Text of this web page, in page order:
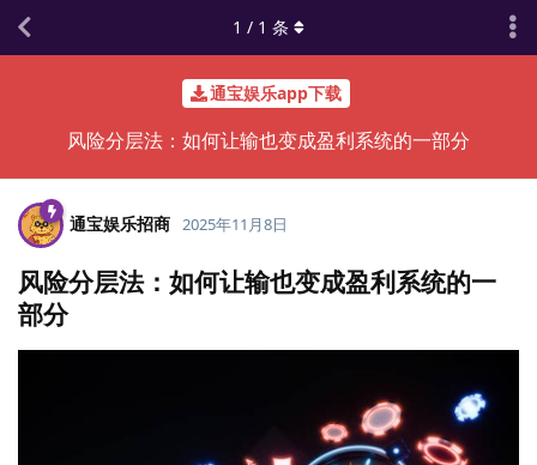
通宝娱乐app下载
风险分层法：如何让输也变成盈利系统的一部分
1 / 1 条
通宝娱乐招商 2025年11月8日
风险分层法：如何让输也变成盈利系统的一
部分